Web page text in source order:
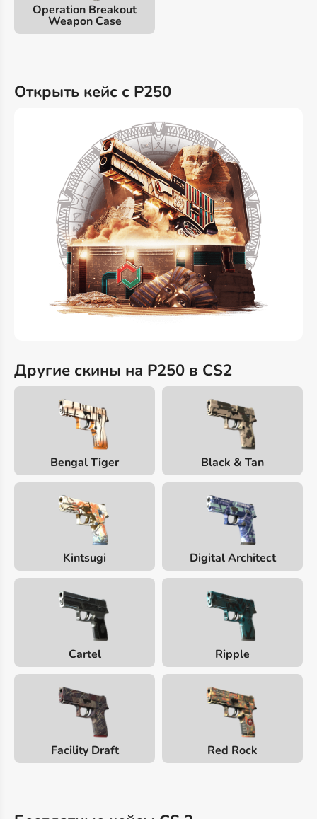
Operation Breakout
Weapon Case
Открыть кейс с P250
Другие скины на P250 в CS2
Bengal Tiger Black & Tan
Kintsugi Digital Architect
Cartel Ripple
Facility Draft Red Rock